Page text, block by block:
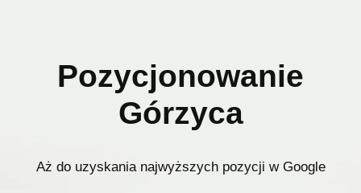
Pozycjonowanie
Górzyca
Aż do uzyskania najwyższych pozycji w Google